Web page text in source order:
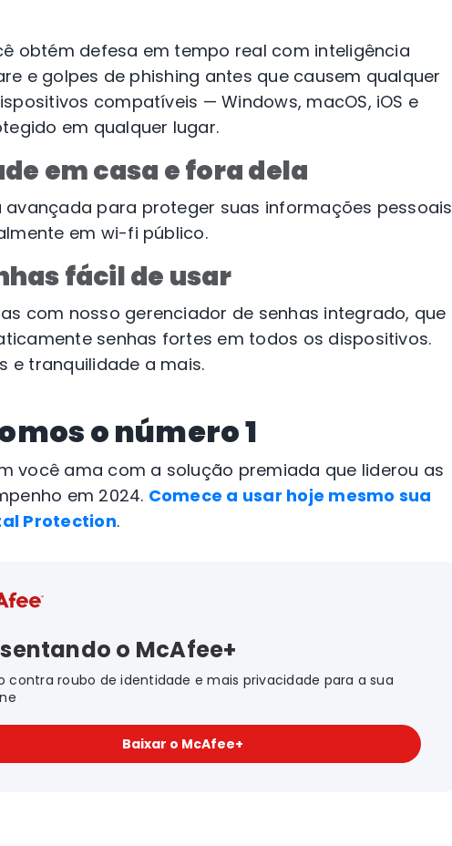
obtém defesa em tempo real com inteligência
e golpes de phishing antes que causem qualquer
compatíveis — Windows, macOS, iOS e
em qualquer lugar.
em casa e fora dela
para proteger suas informações pessoais
em wi-fi público.
fácil de usar
com nosso gerenciador de senhas integrado, que
senhas fortes em todos os dispositivos.
e tranquilidade a mais.
o número 1
você ama com a solução premiada que liderou as
em 2024. Comece a usar hoje mesmo sua
Protection.
o McAfee+
contra roubo de identidade e mais privacidade para a sua
Baixar o McAfee+